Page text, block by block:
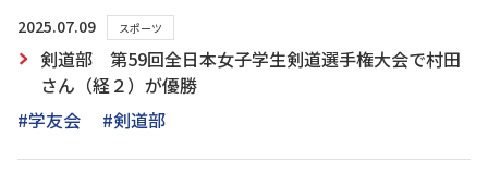
2025.07.09 スポーツ
剣道部 第59回全日本女子学生剣道選手権大会で村田
さん（経２）が優勝
#学友会
#剣道部